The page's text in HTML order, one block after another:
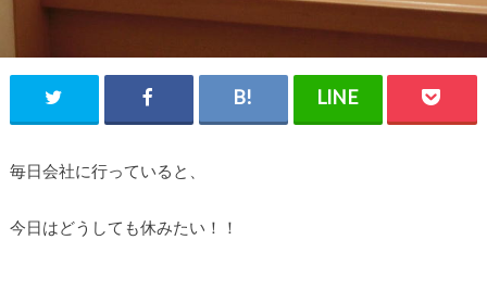
毎日会社に行っていると、
今日はどうしても休みたい！！